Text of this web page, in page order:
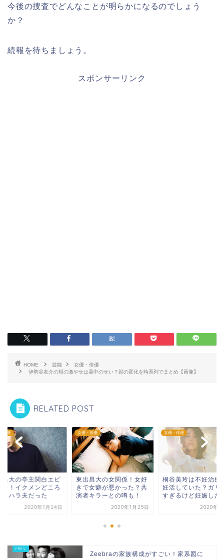
今後の捜査でどんなことが明らかになるのでしょう
か？
続報を待ちましょう。
スポンサーリンク
HOME 芸能
女優・俳優
伊勢谷友介の頬の激やせは薬中のせい？顔の変化を時系列でまとめ【画像】
RELATED POST
俳優
昌大の女関係！女好
女癖が悪かった？共
キラーとの噂も！
2020年1月25日
女優・俳優
桐谷美玲は不妊治療して
妊活していた？ガリガリ
すぎるけど妊娠した！
2020年2月4日
女優・俳優
東出昌大の亭主関白
ソード！イクメンど
かモラハラ夫だった
2020年1
Zeebraの家族構成がすごい！家系図に